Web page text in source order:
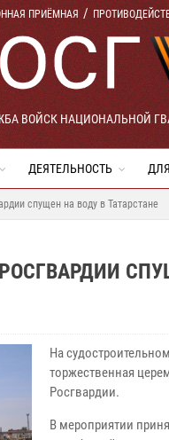
ПРИЁМНАЯ
ВОЙСК НАЦИОНАЛЬНОЙ
ДЕЯТЕЛЬНОСТЬ
спущен на воду в Татарстане
На
торжественная
Росгвардии.
В мероприятии